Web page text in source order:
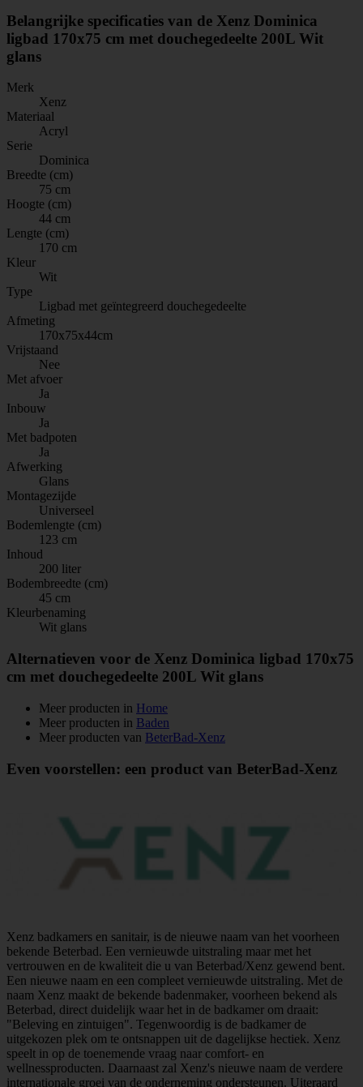
Belangrijke specificaties van de Xenz Dominica
ligbad 170x75 cm met douchegedeelte 200L Wit
glans
Merk
Xenz
Materiaal
Acryl
Serie
Dominica
Breedte (cm)
75 cm
Hoogte (cm)
44 cm
Lengte (cm)
170 cm
Kleur
Wit
Type
Ligbad met geïntegreerd douchegedeelte
Afmeting
170x75x44cm
Vrijstaand
Nee
Met afvoer
Ja
Inbouw
Ja
Met badpoten
Ja
Afwerking
Glans
Montagezijde
Universeel
Bodemlengte (cm)
123 cm
Inhoud
200 liter
Bodembreedte (cm)
45 cm
Kleurbenaming
Wit glans
Alternatieven voor de Xenz Dominica ligbad 170x75
cm met douchegedeelte 200L Wit glans
Meer producten in Home
Meer producten in Baden
Meer producten van BeterBad-Xenz
Even voorstellen: een product van BeterBad-Xenz
Xenz badkamers en sanitair, is de nieuwe naam van het voorheen
bekende Beterbad. Een vernieuwde uitstraling maar met het
vertrouwen en de kwaliteit die u van Beterbad/Xenz gewend bent.
Een nieuwe naam en een compleet vernieuwde uitstraling. Met de
naam Xenz maakt de bekende badenmaker, voorheen bekend als
Beterbad, direct duidelijk waar het in de badkamer om draait:
"Beleving en zintuigen". Tegenwoordig is de badkamer de
uitgekozen plek om te ontsnappen uit de dagelijkse hectiek. Xenz
speelt in op de toenemende vraag naar comfort- en
wellnessproducten. Daarnaast zal Xenz's nieuwe naam de verdere
internationale groei van de onderneming ondersteunen. Uiteraard